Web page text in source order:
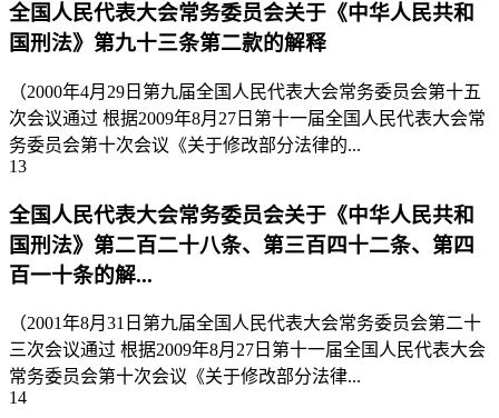
全国人民代表大会常务委员会关于《中华人民共和
国刑法》第九十三条第二款的解释
（2000年4月29日第九届全国人民代表大会常务委员会第十五
次会议通过 根据2009年8月27日第十一届全国人民代表大会常
务委员会第十次会议《关于修改部分法律的...
13
全国人民代表大会常务委员会关于《中华人民共和
国刑法》第二百二十八条、第三百四十二条、第四
百一十条的解...
（2001年8月31日第九届全国人民代表大会常务委员会第二十
三次会议通过 根据2009年8月27日第十一届全国人民代表大会
常务委员会第十次会议《关于修改部分法律...
14